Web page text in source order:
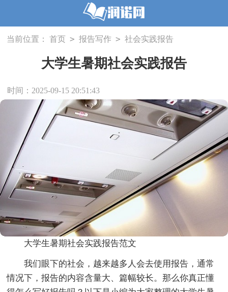
当前位置： 首页 > 报告写作 > 社会实践报告
大学生暑期社会实践报告
时间：2025-09-15 20:51:43
大学生暑期社会实践报告范文
我们眼下的社会，越来越多人会去使用报告，通常
情况下，报告的内容含量大、篇幅较长。那么你真正懂